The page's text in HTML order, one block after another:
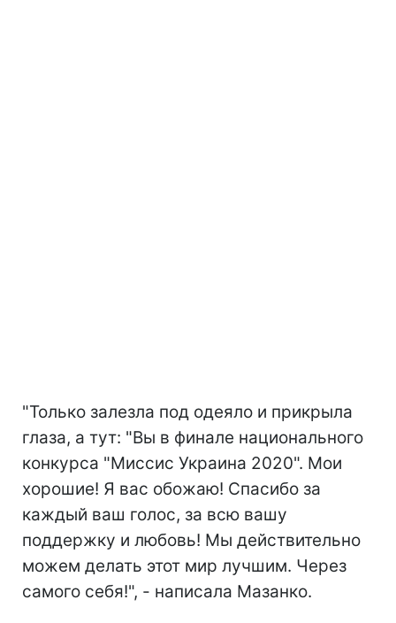
"Только залезла под одеяло и прикрыла
глаза, а тут: "Вы в финале национального
конкурса "Миссис Украина 2020". Мои
хорошие! Я вас обожаю! Спасибо за
каждый ваш голос, за всю вашу
поддержку и любовь! Мы действительно
можем делать этот мир лучшим. Через
самого себя!", - написала Мазанко.